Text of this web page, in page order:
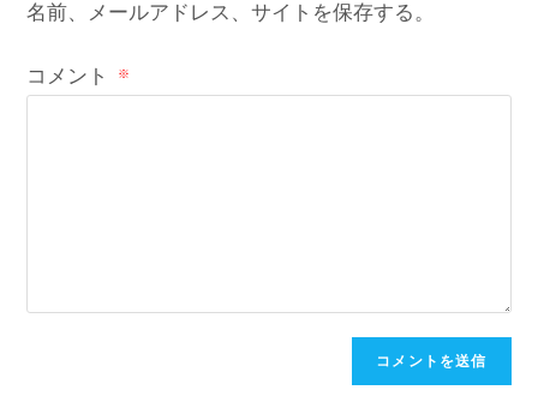
名前、メールアドレス、サイトを保存する。
コメント ※